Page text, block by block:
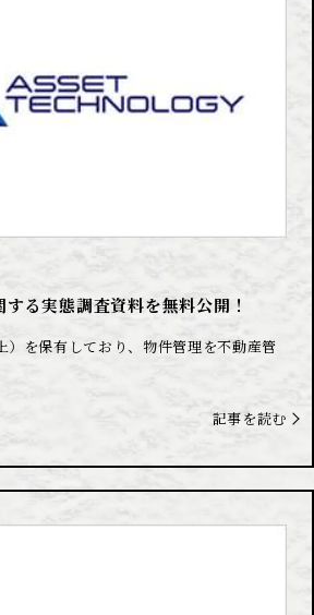
る実態調査資料を無料公開！
）を保有しており、物件管理を不動産管
記事を読む